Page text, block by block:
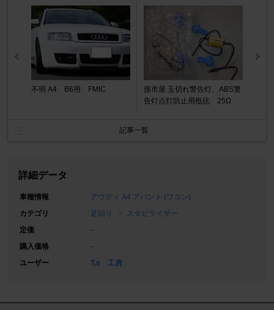
不明 A4 B6用 FMIC
孫市屋 玉切れ警告灯、ABS警
告灯点灯防止用抵抗 25Ω
記事一覧
詳細データ
車種情報
アウディ A4 アバント (ワゴン)
カテゴリ
足回り
スタビライザー
定価
-
購入価格
-
ユーザー
T,s 工房